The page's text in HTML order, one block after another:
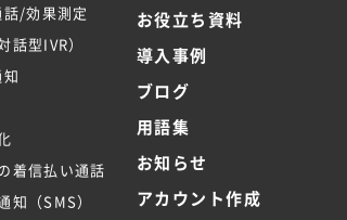
/効果測定
話型IVR）
着信払い通話
知（SMS）
お役立ち資料
導入事例
ブログ
用語集
お知らせ
アカウント作成